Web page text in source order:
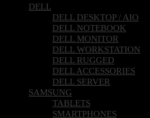
DELL
DELL DESKTOP / AIO
DELL NOTEBOOK
DELL MONITOR
DELL WORKSTATION
DELL RUGGED
DELL ACCESSORIES
DELL SERVER
SAMSUNG
TABLETS
SMARTPHONES